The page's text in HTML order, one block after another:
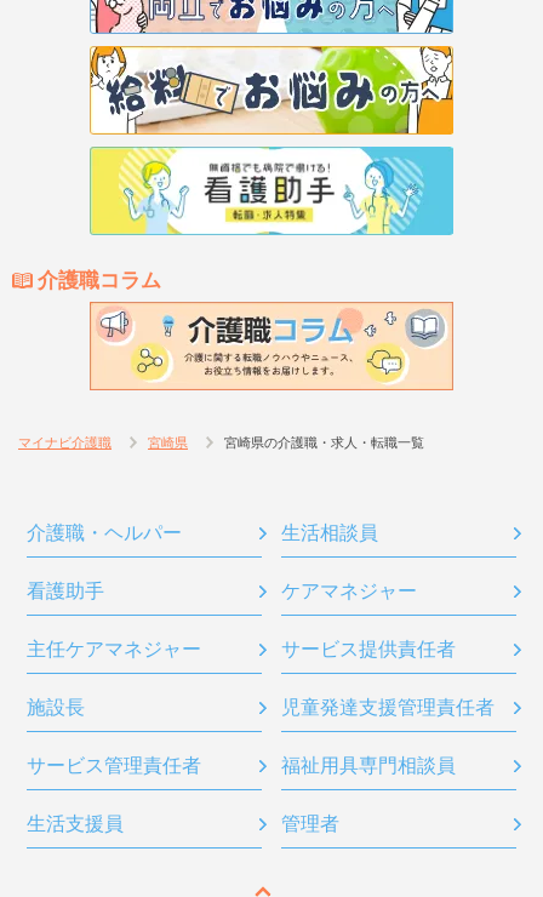
介護職コラム
マイナビ介護職 宮崎県 宮崎県の介護職・求人・転職一覧
介護職・ヘルパー 生活相談員
看護助手 ケアマネジャー
主任ケアマネジャー サービス提供責任者
施設長 児童発達支援管理責任者
サービス管理責任者 福祉用具専門相談員
生活支援員 管理者